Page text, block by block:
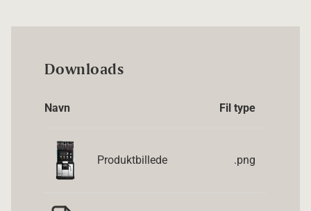
Downloads
Navn Fil type
Produktbillede .png